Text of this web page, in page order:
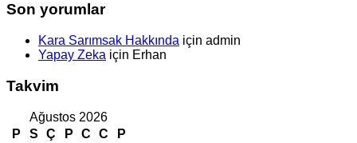
Son yorumlar
Kara Sarımsak Hakkında için admin
Yapay Zeka için Erhan
Takvim
Ağustos 2026
P
S Ç P C C
P